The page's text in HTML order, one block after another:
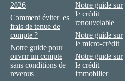
2026
Comment éviter les
frais de tenue de
compte ?
Notre guide pour
ouvrir un compte
sans conditions de
revenus
Notre guide sur
le crédit
renouvelable
Notre guide sur
le micro-crédit
Notre guide sur
le crédit
immobilier